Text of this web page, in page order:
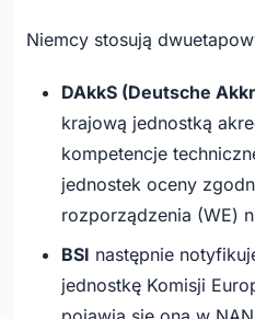
Niemcy stosują
DAkkS (Deutsche
krajową jednostką
kompetencje
jednostek oceny
rozporządzenia (WE)
BSI następnie
jednostkę Komisji